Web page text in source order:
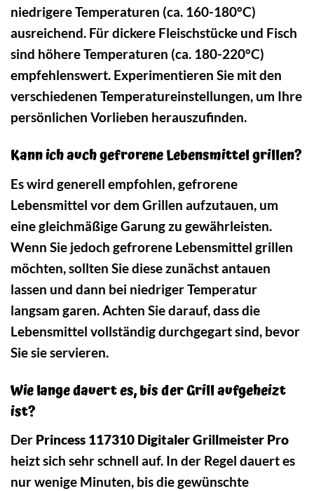
niedrigere Temperaturen (ca. 160-180°C)
ausreichend. Für dickere Fleischstücke und Fisch
sind höhere Temperaturen (ca. 180-220°C)
empfehlenswert. Experimentieren Sie mit den
verschiedenen Temperatureinstellungen, um Ihre
persönlichen Vorlieben herauszufinden.
Kann ich auch gefrorene Lebensmittel grillen?
Es wird generell empfohlen, gefrorene
Lebensmittel vor dem Grillen aufzutauen, um
eine gleichmäßige Garung zu gewährleisten.
Wenn Sie jedoch gefrorene Lebensmittel grillen
möchten, sollten Sie diese zunächst antauen
lassen und dann bei niedriger Temperatur
langsam garen. Achten Sie darauf, dass die
Lebensmittel vollständig durchgegart sind, bevor
Sie sie servieren.
Wie lange dauert es, bis der Grill aufgeheizt
ist?
Der Princess 117310 Digitaler Grillmeister Pro
heizt sich sehr schnell auf. In der Regel dauert es
nur wenige Minuten, bis die gewünschte